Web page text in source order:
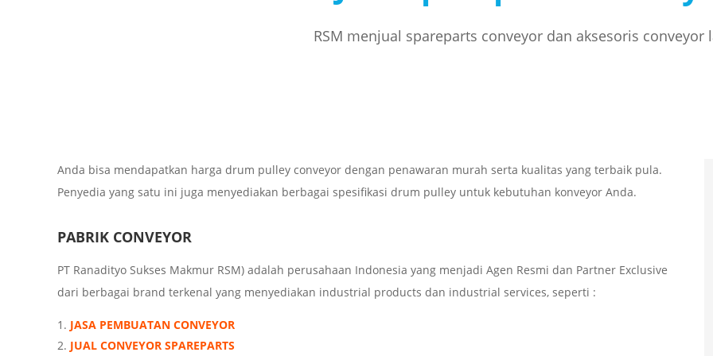
RSM menjual spareparts conveyor dan aksesoris conveyor
Anda bisa mendapatkan harga drum pulley conveyor dengan penawaran murah serta kualitas yang terbaik pula.
Penyedia yang satu ini juga menyediakan berbagai spesifikasi drum pulley untuk kebutuhan konveyor Anda.
PABRIK CONVEYOR
PT Ranadityo Sukses Makmur RSM) adalah perusahaan Indonesia yang menjadi Agen Resmi dan Partner Exclusive
dari berbagai brand terkenal yang menyediakan industrial products dan industrial services, seperti :
JASA PEMBUATAN CONVEYOR
JUAL CONVEYOR SPAREPARTS